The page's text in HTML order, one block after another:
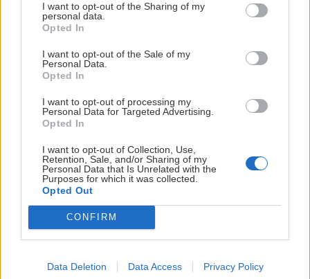
I want to opt-out of the Sharing of my
personal data.
Opted In
I want to opt-out of the Sale of my
Personal Data.
Opted In
I want to opt-out of processing my
Personal Data for Targeted Advertising.
Opted In
I want to opt-out of Collection, Use,
Retention, Sale, and/or Sharing of my
Personal Data that Is Unrelated with the
Purposes for which it was collected.
Opted Out
CONFIRM
Data Deletion Data Access Privacy Policy
rozjazdený, kým sa k nemu dostaneš :(
Klikni pre zobrazenie mapy